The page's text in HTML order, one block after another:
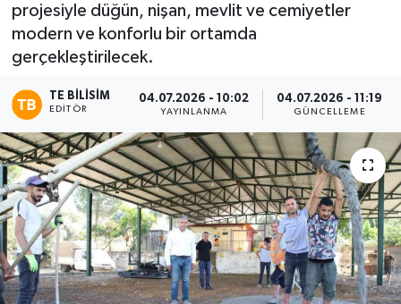
projesiyle düğün, nişan, mevlit ve cemiyetler
modern ve konforlu bir ortamda
gerçekleştirilecek.
TE BILISIM
EDITÖR
04.07.2026 - 10:02
YAYINLANMA
04.07.2026 - 11:19
GÜNCELLEME